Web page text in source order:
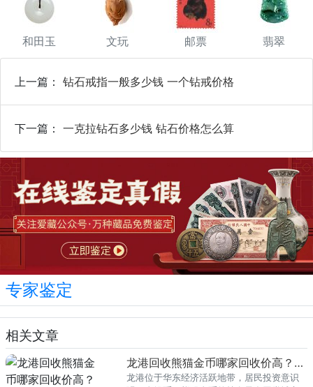
和田玉 文玩 邮票 翡翠
上一篇： 钻石戒指一般多少钱 一个钻戒价格
下一篇： 一克拉钻石多少钱 钻石价格怎么算
专家鉴定
相关文章
龙港回收熊猫金币哪家回收价高？本地榜单
龙港位于华东经济活跃地带，居民投资意识